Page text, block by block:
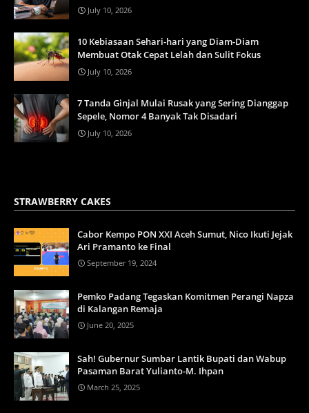
July 10, 2026
10 Kebiasaan Sehari-hari yang Diam-Diam
Membuat Otak Cepat Lelah dan Sulit Fokus
July 10, 2026
7 Tanda Ginjal Mulai Rusak yang Sering Dianggap
Sepele, Nomor 4 Banyak Tak Disadari
July 10, 2026
STRAWBERRY CAKES
Cabor Kempo PON XXI Aceh Sumut, Nico Ikuti Jejak
Ari Pramanto ke Final
September 19, 2024
Pemko Padang Tegaskan Komitmen Perangi Napza
di Kalangan Remaja
June 20, 2025
Sah! Gubernur Sumbar Lantik Bupati dan Wabup
Pasaman Barat Yulianto-M. Ihpan
March 25, 2025